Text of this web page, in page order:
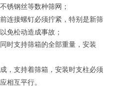
锈钢丝等数种筛网；
连接螺钉必须拧紧，特别是新筛
免松动造成事故；
时支持筛箱的全部重量，安装
，支持着筛箱，安装时支柱必须
相互平行。